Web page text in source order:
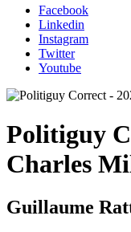
Facebook
Linkedin
Instagram
Twitter
Youtube
Politiguy
Charles
Guillaume